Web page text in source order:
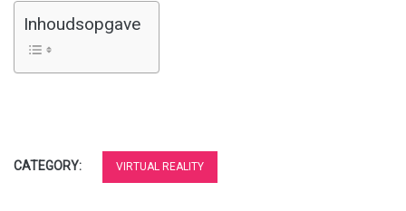
Inhoudsopgave
CATEGORY: VIRTUAL REALITY